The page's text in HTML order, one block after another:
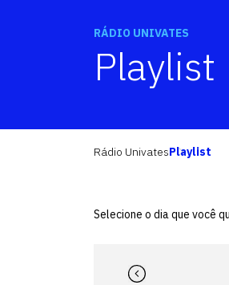
RÁDIO UNIVATES
Playlist
Rádio UnivatesPlaylist
Selecione o dia que você